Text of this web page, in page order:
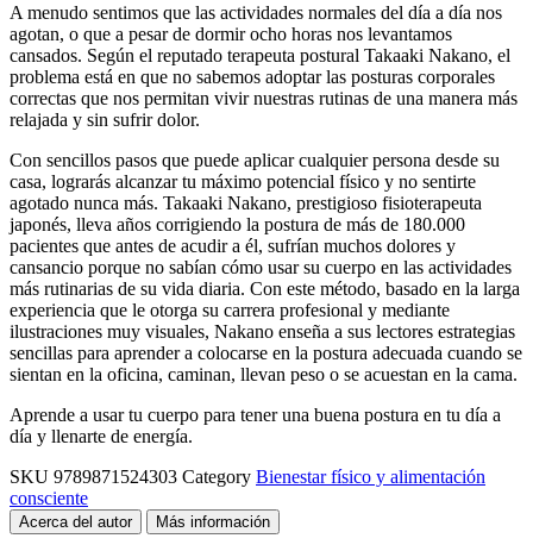
A menudo sentimos que las actividades normales del día a día nos
agotan, o que a pesar de dormir ocho horas nos levantamos
cansados. Según el reputado terapeuta postural Takaaki Nakano, el
problema está en que no sabemos adoptar las posturas corporales
correctas que nos permitan vivir nuestras rutinas de una manera más
relajada y sin sufrir dolor.
Con sencillos pasos que puede aplicar cualquier persona desde su
casa, lograrás alcanzar tu máximo potencial físico y no sentirte
agotado nunca más. Takaaki Nakano, prestigioso fisioterapeuta
japonés, lleva años corrigiendo la postura de más de 180.000
pacientes que antes de acudir a él, sufrían muchos dolores y
cansancio porque no sabían cómo usar su cuerpo en las actividades
más rutinarias de su vida diaria. Con este método, basado en la larga
experiencia que le otorga su carrera profesional y mediante
ilustraciones muy visuales, Nakano enseña a sus lectores estrategias
sencillas para aprender a colocarse en la postura adecuada cuando se
sientan en la oficina, caminan, llevan peso o se acuestan en la cama.
Aprende a usar tu cuerpo para tener una buena postura en tu día a
día y llenarte de energía.
SKU 9789871524303 Category Bienestar físico y alimentación
consciente
Acerca del autor Más información